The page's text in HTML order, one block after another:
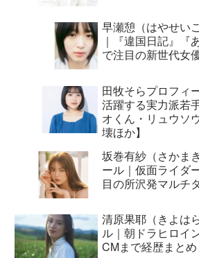
早瀬憩（はやせい
｜『違国日記』『
で注目の新世代女
田牧そらプロフィ
活躍する実力派若
オくん・リュウソ
壊ほか】
坂巻有紗（さかま
ール｜仮面ライダ
目の所沢発マルチ
清原果耶（きよは
ル｜朝ドラヒロイ
CMまで経歴まとめ